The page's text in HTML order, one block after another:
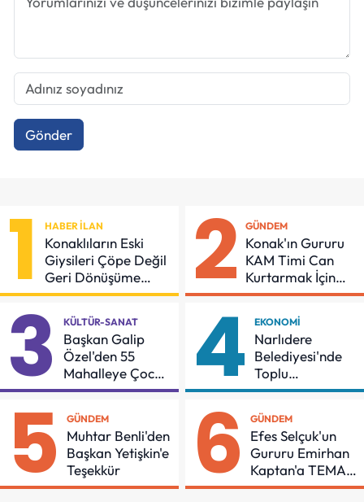
Gönder
1 HABER İLAN
Konaklıların Eski
Giysileri Çöpe Değil
Geri Dönüşüme
Gidiyor
2 GÜNDEM
Konak'ın Gururu
KAM Timi Can
Kurtarmak İçin
Demir Aldı
3 KÜLTÜR-SANAT
Başkan Galip
Özel'den 55
Mahalleye Çocuk
Şenliği
4 EKONOMI
Narlıdere
Belediyesi'nde
Toplu
Sözleşmeye
5 GÜNDEM
Muhtar Benli'den
Başkan Yetişkin'e
Teşekkür
6 GÜNDEM
Efes Selçuk'un
Gururu Emirhan
Kaptan'a TEMA
Vakfı Bağışıyla